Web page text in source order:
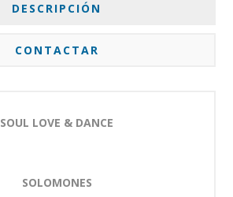
DESCRIPCIÓN
CONTACTAR
SOUL LOVE & DANCE
SOLOMONES